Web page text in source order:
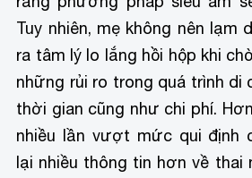
Tuy nhiên, mẹ không nên lạm
ra tâm lý lo lắng hồi hộp khi
những rủi ro trong quá trình di
thời gian cũng như chi phí.
nhiều lần vượt mức qui định
lại nhiều thông tin hơn về thai